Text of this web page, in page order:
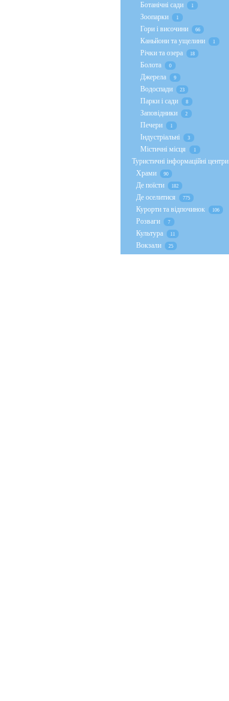
Ботанічні сади 1
Зоопарки 1
Гори і височини 66
Каньйони та ущелини 1
Річки та озера 18
Болота 0
Джерела 9
Водоспади 23
Парки і сади 8
Заповідники 2
Печери 1
Індустріальні 3
Містичні місця 1
Туристичні інформаційні центри
Храми 90
Де поїсти 182
Де оселитися 775
Курорти та відпочинок 106
Розваги 7
Культура 11
Вокзали 25